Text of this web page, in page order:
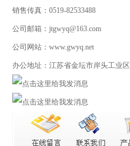
销售传真：0519-82533488
公司邮箱：jtgwyq@163.com
公司网站：www.gwyq.net
办公地址：江苏省金坛市岸头工业区